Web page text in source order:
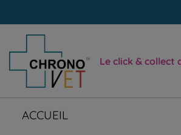
Le click & collect
ACCUEIL